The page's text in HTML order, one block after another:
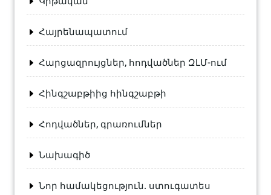
Հայրենապատում
Հարցազրույցներ, հոդվածներ ԶԼՄ-ում
Հինգշաբթիից հինգշաբթի
Հոդվածներ, գրառումներ
Նախագիծ
Նոր համակեցություն. ստուգատես